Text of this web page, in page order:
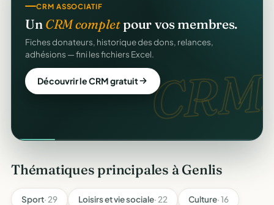
CRM.
CRM ASSOCIATIF
Un CRM completpour vos membres.
Fiches donateurs, historique des dons, relances,
adhésions — fini les fichiers Excel.
Découvrir le CRM gratuit
Thématiques principales à Genlis
Sport· 29 Loisirs et vie sociale· 22 Culture· 16